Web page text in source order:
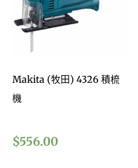
Makita (牧田) 4326 積梳
機
$556.00